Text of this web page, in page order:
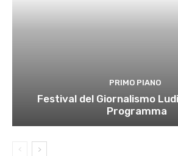
PRIMO PIANO
Festival del Giornalismo
Programma